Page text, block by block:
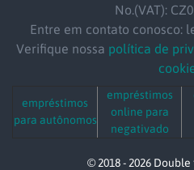
No.(VAT):
Entre em contato conosco:
Verifique nossa política de
empréstimos
para autônomos
empréstimos
online para
negativado
© 2018 - 2026